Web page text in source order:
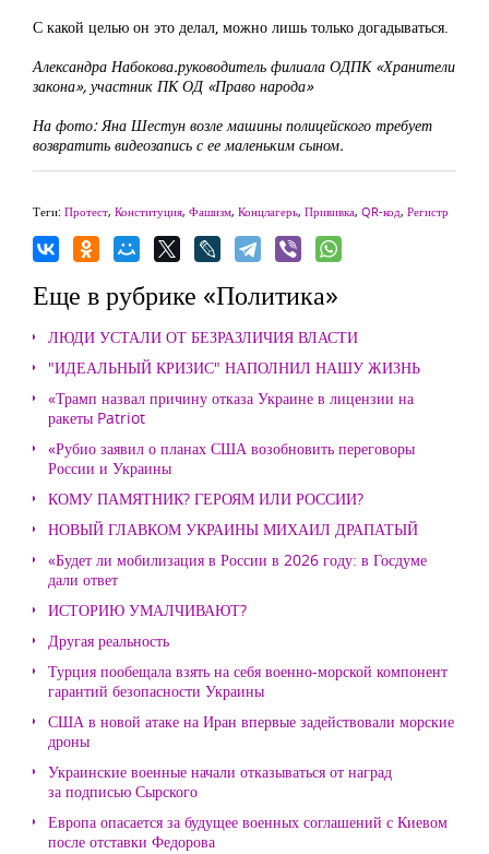
С какой целью он это делал, можно лишь только догадываться.
Александра Набокова.руководитель филиала ОДПК «Хранители
закона», участник ПК ОД «Право народа»
На фото: Яна Шестун возле машины полицейского требует
возвратить видеозапись с ее маленьким сыном.
Теги: Протест, Конституция, Фашизм, Концлагерь, Прививка, QR-код, Регистр
Еще в рубрике «Политика»
ЛЮДИ УСТАЛИ ОТ БЕЗРАЗЛИЧИЯ ВЛАСТИ
"ИДЕАЛЬНЫЙ КРИЗИС" НАПОЛНИЛ НАШУ ЖИЗНЬ
«Трамп назвал причину отказа Украине в лицензии на
ракеты Patriot
«Рубио заявил о планах США возобновить переговоры
России и Украины
КОМУ ПАМЯТНИК? ГЕРОЯМ ИЛИ РОССИИ?
НОВЫЙ ГЛАВКОМ УКРАИНЫ МИХАИЛ ДРАПАТЫЙ
«Будет ли мобилизация в России в 2026 году: в Госдуме
дали ответ
ИСТОРИЮ УМАЛЧИВАЮТ?
Другая реальность
Турция пообещала взять на себя военно-морской компонент
гарантий безопасности Украины
США в новой атаке на Иран впервые задействовали морские
дроны
Украинские военные начали отказываться от наград
за подписью Сырского
Европа опасается за будущее военных соглашений с Киевом
после отставки Федорова